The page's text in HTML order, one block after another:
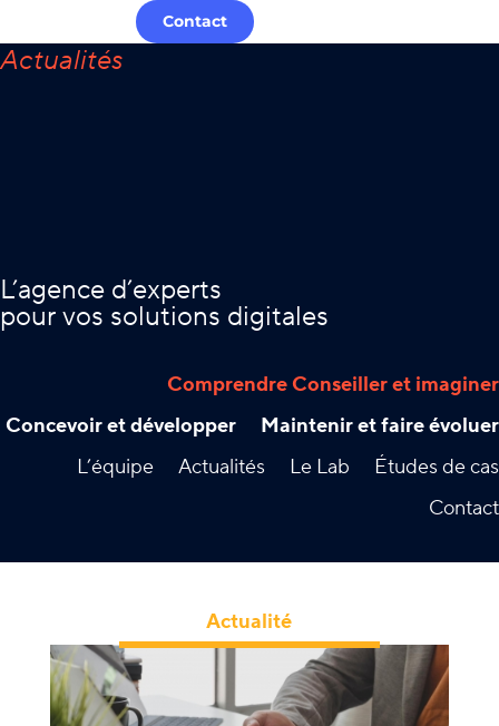
Contact
L’agence d’experts
pour vos solutions digitales
Comprendre Conseiller et imaginer
Concevoir et développer
Maintenir et faire évoluer
L’équipe
Actualités Le Lab
Études de cas
Contact
Actualité